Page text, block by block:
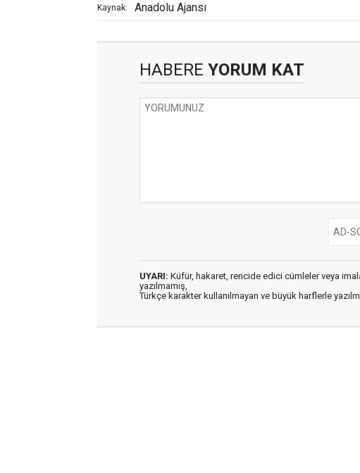
Kaynak: Anadolu Ajansı
HABERE YORUM KAT
UYARI: Küfür, hakaret, rencide edici cümleler veya
yazılmamış,
Türkçe karakter kullanılmayan ve büyük harflerle